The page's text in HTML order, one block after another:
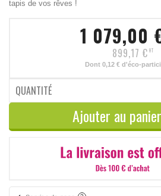
tapis de vos rêves !
1 079,00
899,17 € HT
Dont 0,12 € d'éco-
QUANTITÉ
Ajouter au panier